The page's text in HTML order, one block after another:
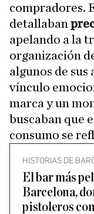
compradores.
detallaban
apelando a la
organización
algunos de sus
vínculo
marca y un
buscaban que
consumo se
HISTORIAS DE
El bar más
Barcelona,
pistoleros